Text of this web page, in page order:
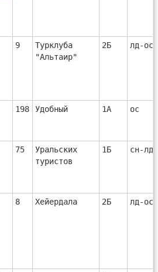
9
Турклуба
"Альтаир"
2Б лд-ос
198 Удобный 1А ос
75
Уральских
туристов
1Б сн-лд
8 Хейердала 2Б лд-ос